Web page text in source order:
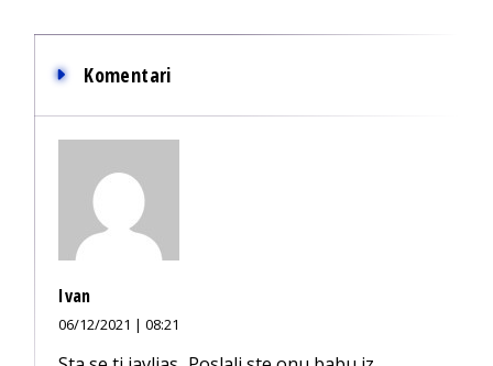
Komentari
Ivan
06/12/2021 | 08:21